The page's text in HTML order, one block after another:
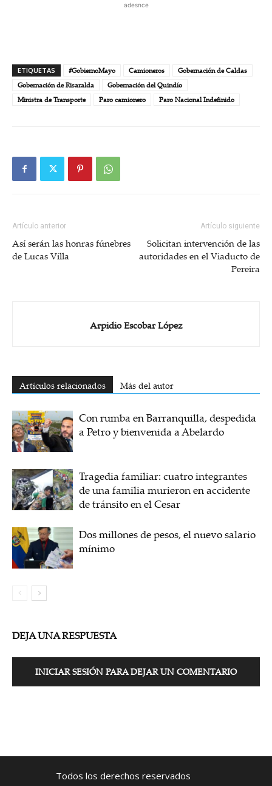
adesnce
ETIQUETAS #GobiernoMayo Camioneros
Gobernación de Caldas
Gobernación de Risaralda
Gobernación del Quindío
Ministra de Transporte
Paro camionero Paro Nacional Indefinido
Artículo anterior
Así serán las honras fúnebres
de Lucas Villa
Artículo siguiente
Solicitan intervención de las
autoridades en el Viaducto de
Pereira
Arpidio Escobar López
Artículos relacionados Más del autor
Con rumba en Barranquilla, despedida
a Petro y bienvenida a Abelardo
Tragedia familiar: cuatro integrantes
de una familia murieron en accidente
de tránsito en el Cesar
Dos millones de pesos, el nuevo salario
mínimo
DEJA UNA RESPUESTA
INICIAR SESIÓN PARA DEJAR UN COMENTARIO
Todos los derechos reservados